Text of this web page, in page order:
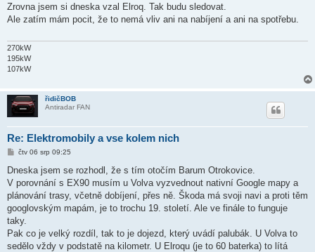
í
p
e
k
Zrovna jsem si dneska vzal Elroq. Tak budu sledovat.
Ale zatím mám pocit, že to nemá vliv ani na nabíjení a ani na spotřebu.
270kW
195kW
107kW
řidičBOB
Antiradar FAN
Re: Elektromobily a vse kolem nich
P
í
p
ě
e
k
čtv 06 srp 09:25
Dneska jsem se rozhodl, že s tím otočím Barum Otrokovice.
V porovnání s EX90 musím u Volva vyzvednout nativní Google mapy a
plánování trasy, včetně dobíjení, přes ně. Škoda má svoji navi a proti těm
googlovským mapám, je to trochu 19. století. Ale ve finále to funguje
taky.
Pak co je velký rozdíl, tak to je dojezd, který uvádí palubák. U Volva to
sedělo vždy v podstatě na kilometr. U Elroqu (je to 60 baterka) to lítá